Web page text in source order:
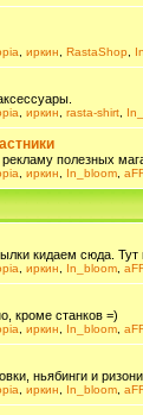
иркин RastaShop
иркин rasta-shirt
полезных
иркин In_bloom
кидаем сюда.
иркин In_bloom
кроме станков =)
иркин In_bloom
ньябинги и
иркин In_bloom